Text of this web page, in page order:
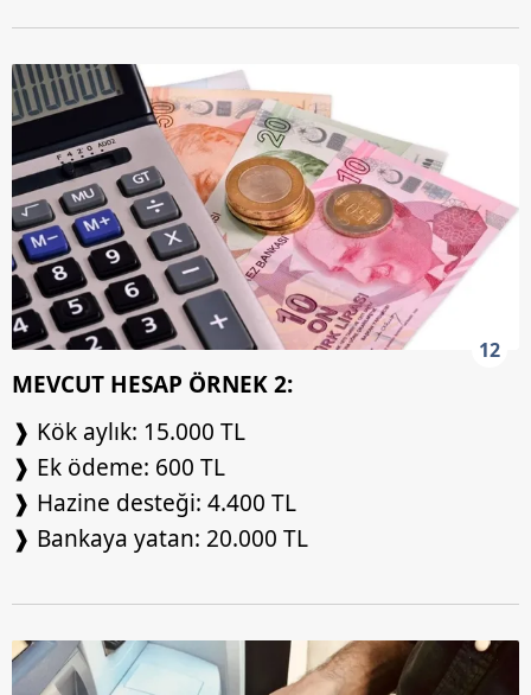
12
MEVCUT HESAP ÖRNEK 2:
❱ Kök aylık: 15.000 TL
❱ Ek ödeme: 600 TL
❱ Hazine desteği: 4.400 TL
❱ Bankaya yatan: 20.000 TL